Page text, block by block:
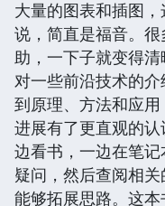
大量的图表和插图
说，简直是福音。
助，一下子就变得
对一些前沿技术的
到原理、方法和应
进展有了更直观的
边看书，一边在笔
疑问，然后查阅相
能够拓展思路。这